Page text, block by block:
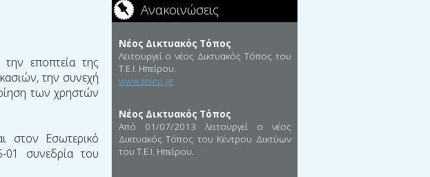
Ανακοινώσεις
Νέος Δικτυακός Τόπος
Λειτουργεί ο νέος Δικτυακός Τόπος του
Τ.Ε.Ι. Ηπείρου.
www.teiep.gr
Νέος Δικτυακός Τόπος
Από 01/07/2013 λειτουργεί ο νέος
Δικτυακός Τόπος του Κέντρου Δικτύων
του Τ.Ε.Ι. Ηπείρου.
εποπτεία της
την συνεχή
των χρηστών
στον Εσωτερικό
01 συνεδρία του